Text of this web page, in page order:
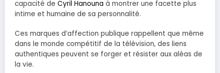
capacité de Cyril Hanouna à montrer une facette plus
intime et humaine de sa personnalité.
Ces marques d’affection publique rappellent que même
dans le monde compétitif de la télévision, des liens
authentiques peuvent se forger et résister aux aléas de
la vie.